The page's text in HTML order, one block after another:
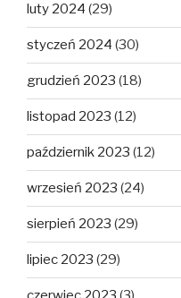
luty 2024 (29)
styczeń 2024 (30)
grudzień 2023 (18)
listopad 2023 (12)
październik 2023 (12)
wrzesień 2023 (24)
sierpień 2023 (29)
lipiec 2023 (29)